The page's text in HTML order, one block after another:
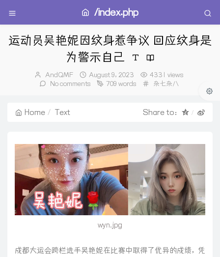
/index.php
运动员吴艳妮因纹身惹争议 回应纹身是
为警示自己
Author：
AndQMF
发
布
August 9, 2023
4331 views
No comments
709 words Categories：
杂七杂八
Home Text Share to：
wyn.jpg
成都大运会跨栏选手吴艳妮在比赛中取得了优异的成绩，凭